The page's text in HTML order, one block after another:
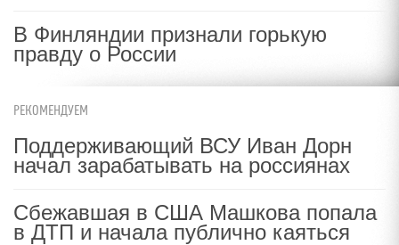
В Финляндии признали горькую
правду о России
РЕКОМЕНДУЕМ
Поддерживающий ВСУ Иван Дорн
начал зарабатывать на россиянах
Сбежавшая в США Машкова попала
в ДТП и начала публично каяться